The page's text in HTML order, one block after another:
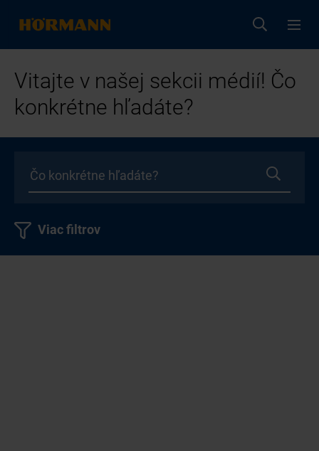
Vitajte v našej sekcii médií! Čo
konkrétne hľadáte?
Viac filtrov